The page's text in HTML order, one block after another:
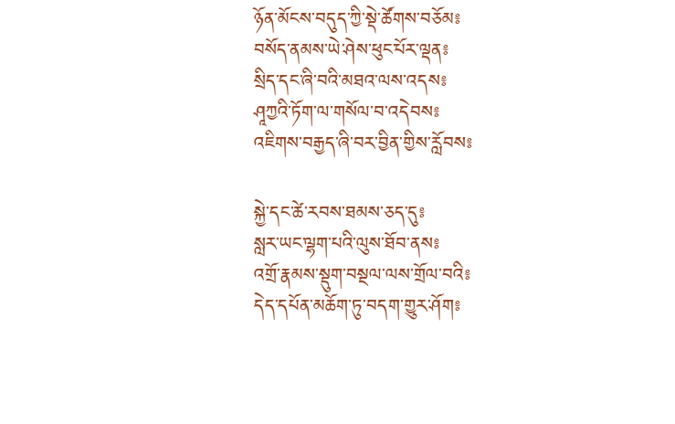
ཉོན་མོངས་བདུད་ཀྱི་སྡེ་ཚོགས་བཅོམ༔
བསོད་ནམས་ཡེ་ཤེས་ཕུང་པོར་ལྡན༔
སྲིད་དང་ཞི་བའི་མཐའ་ལས་འདས༔
ཤཱཀྱའི་ཏོག་ལ་གསོལ་བ་འདེབས༔
འཇིགས་བརྒྱད་ཞི་བར་བྱིན་གྱིས་རློབས༔
སྐྱེ་དང་ཚེ་རབས་ཐམས་ཅད་དུ༔
སླར་ཡང་ལྷག་པའི་ལུས་ཐོབ་ནས༔
འགྲོ་རྣམས་སྡུག་བསྔལ་ལས་གྲོལ་བའི༔
དེད་དཔོན་མཆོག་ཏུ་བདག་གྱུར་ཤོག༔